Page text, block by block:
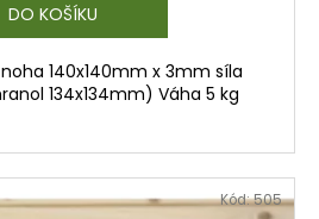
DO KOŠÍKU
140x140mm x 3mm síla
134x134mm) Váha 5 kg
Kód:505